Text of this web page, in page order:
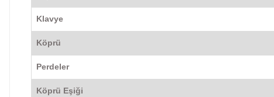
Klavye
Köprü
Perdeler
Köprü Eşiği